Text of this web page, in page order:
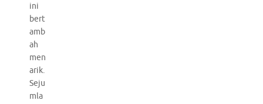
ini
bert
amb
ah
men
arik.
Seju
mla